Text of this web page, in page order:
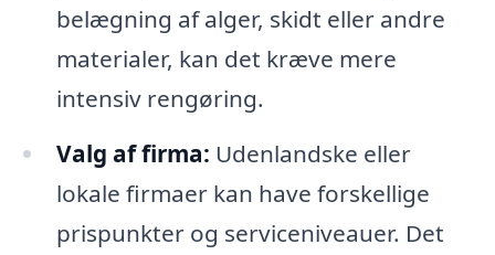
belægning af alger, skidt eller andre
materialer, kan det kræve mere
intensiv rengøring.
Valg af firma: Udenlandske eller
lokale firmaer kan have forskellige
prispunkter og serviceniveauer. Det